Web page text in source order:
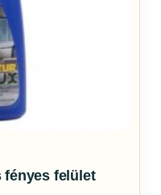
fényes felület